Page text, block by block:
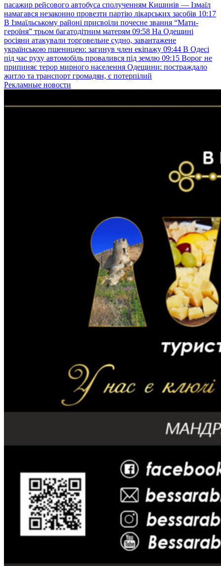
пасажир рейсового автобуса сполученням Кишинів — Ізмаїл
намагався незаконно провезти партію лікарських засобів 10:17
В Ізмаїльському районі присвоїли почесне звання “Мати-
героїня” трьом багатодітним матерям 09:58 На Одещині
росіяни атакували торговельне судно, завантажене
українською пшеницею: загинув член екіпажу 09:44 В Одесі
під час руху автомобіль провалився під землю 09:15 Ворог не
припиняє терор мирного населення Одещини: постраждало
житло та транспорт громадян, є потерпілий
Рекламные новости